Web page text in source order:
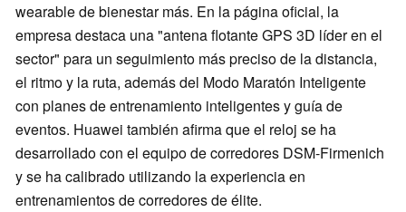
wearable de bienestar más. En la página oficial, la
empresa destaca una "antena flotante GPS 3D líder en el
sector" para un seguimiento más preciso de la distancia,
el ritmo y la ruta, además del Modo Maratón Inteligente
con planes de entrenamiento inteligentes y guía de
eventos. Huawei también afirma que el reloj se ha
desarrollado con el equipo de corredores DSM-Firmenich
y se ha calibrado utilizando la experiencia en
entrenamientos de corredores de élite.